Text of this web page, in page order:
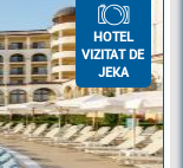
HOTEL
VIZITAT DE
JEKA